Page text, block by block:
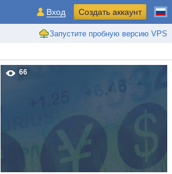
Запустите пробную версию VPS
Вход Создать аккаунт
66